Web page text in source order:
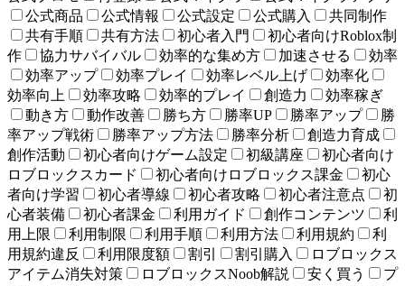
公式商品
公式情報 公式設定 公式購入
共同制作
共有手順
共有方法 初心者入門
初心者向けRoblox制
作
協力サバイバル 効率的な集め方 加速させる
効率
効率アップ
効率プレイ 効率レベル上げ
効率化
効率向上
効率攻略 効率的プレイ 創造力
効率稼ぎ
動き方
動作改善 勝ち方 勝率UP 勝率アップ
勝
率アップ戦術
勝率アップ方法 勝率分析
創造力育成
創作活動
初心者向けゲーム設定 初級講座
初心者向け
ロブロックスカード
初心者向けロブロックス課金
初心
者向け学習
初心者導線 初心者攻略 初心者注意点
初
心者装備
初心者課金 利用ガイド 創作コンテンツ
利
用上限
利用制限 利用手順 利用方法 利用規約
利
用規約違反
利用限度額 割引 割引購入
ロブロックス
アイテム消失対策
ロブロックスNoob解説 安く買う
プ